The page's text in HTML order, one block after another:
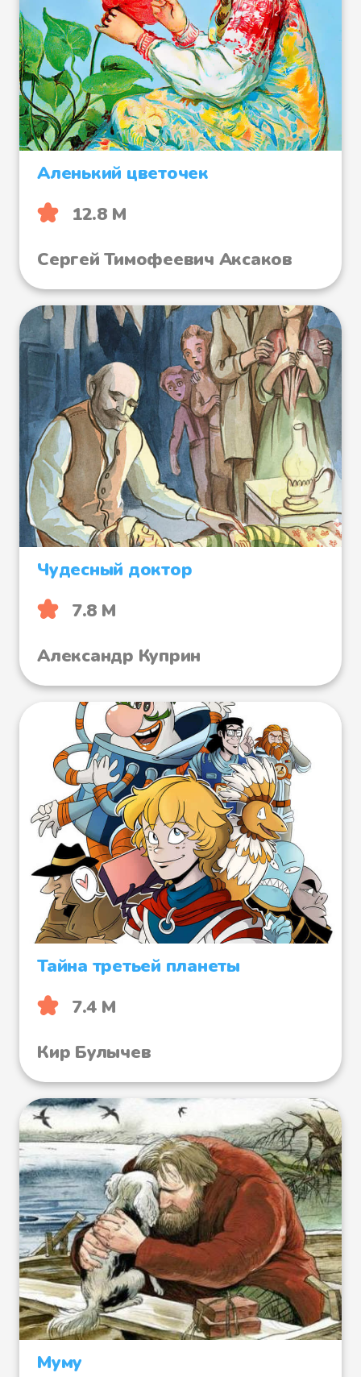
Аленький цветочек
12.8 М
Сергей Тимофеевич Аксаков
Чудесный доктор
7.8 М
Александр Куприн
Тайна третьей планеты
7.4 М
Кир Булычев
Муму